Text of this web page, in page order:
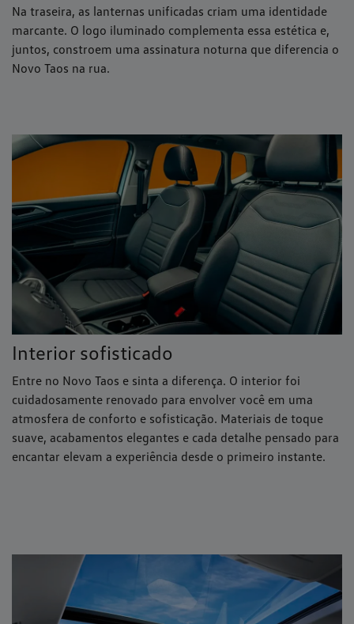
Na traseira, as lanternas unificadas criam uma identidade
marcante. O logo iluminado complementa essa estética e,
juntos, constroem uma assinatura noturna que diferencia o
Novo Taos na rua.
Interior sofisticado
Entre no Novo Taos e sinta a diferença. O interior foi
cuidadosamente renovado para envolver você em uma
atmosfera de conforto e sofisticação. Materiais de toque
suave, acabamentos elegantes e cada detalhe pensado para
encantar elevam a experiência desde o primeiro instante.